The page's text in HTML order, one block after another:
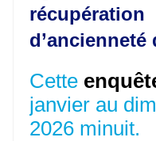
d’ancienneté
Cette
janvier au
2026 minuit.